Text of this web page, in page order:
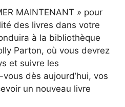
MAINTENANT » pour
des livres dans votre
à la bibliothèque
Parton, où vous devrez
et suivre les
dès aujourd’hui, vos
un nouveau livre